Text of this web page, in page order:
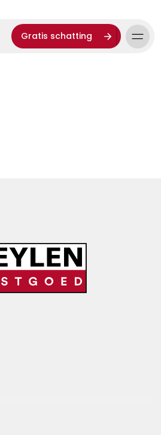
Gratis schatting